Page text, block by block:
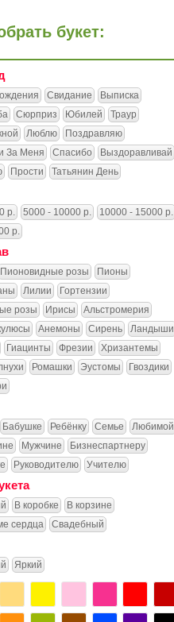
букет:
Свидание
Выписка
Сюрприз Юбилей
Траур
Люблю
Поздравляю
За Меня
Спасибо
Выздоравливай
Прости Татьянин День
р. 5000 - 10000 р.
10000 - 15000 р.
р.
Пионовидные розы
Пионы
Лилии
Гортензии
розы
Ирисы
Альстромерия
Анемоны Сирень
Ландыши
Гиацинты Фрезии
Хризантемы
Ромашки Эустомы
Гвоздики
Бабушке Ребёнку Семье
Любимой
Мужчине
Бизнеспартнеру
Руководителю Учителю
В коробке
В корзине
сердца
Свадебный
Яркий